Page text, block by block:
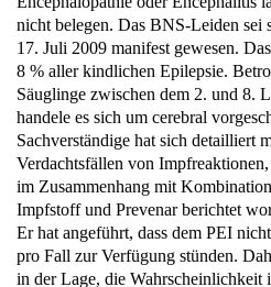
17. Juli 2009 manifest gewesen.
8 % aller kindlichen Epilepsie.
Säuglinge zwischen dem 2. und 8.
handele es sich um cerebral
Sachverständige hat sich detailliert
Verdachtsfällen von
im Zusammenhang mit
Impfstoff und Prevenar berichtet
Er hat angeführt, dass dem PEI
pro Fall zur Verfügung stünden.
in der Lage, die Wahrscheinlichkeit
einzuordnen. In acht Fällen habe